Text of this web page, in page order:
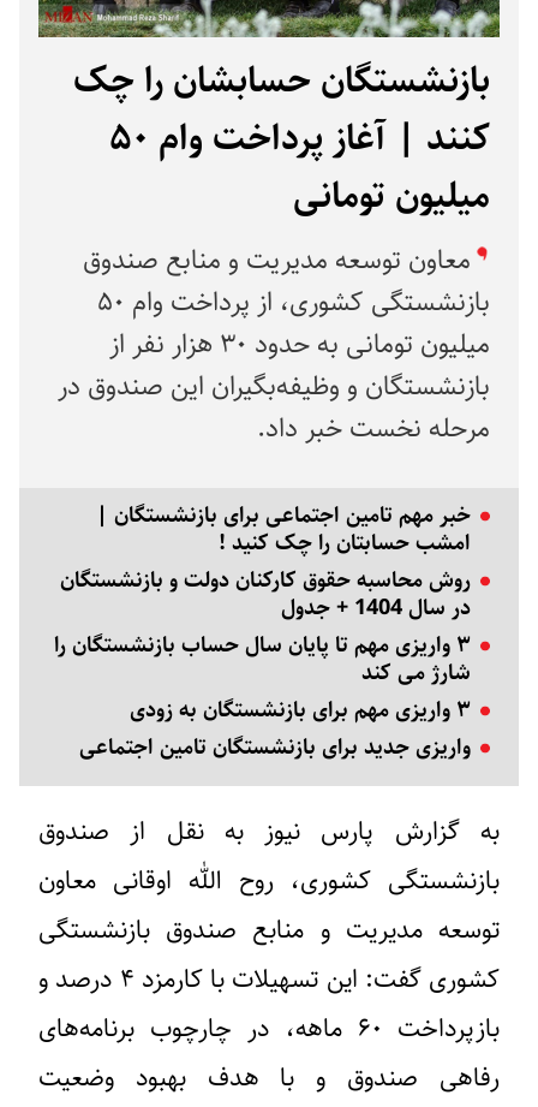
بازنشستگان حسابشان را چک
کنند | آغاز پرداخت وام ۵۰
میلیون تومانی
معاون توسعه مدیریت و منابع صندوق
بازنشستگی کشوری، از پرداخت وام ۵۰
میلیون تومانی به حدود ۳۰ هزار نفر از
بازنشستگان و وظیفه‌بگیران این صندوق در
مرحله نخست خبر داد.
خبر مهم تامین اجتماعی برای بازنشستگان |
امشب حسابتان را چک کنید !
روش محاسبه حقوق کارکنان دولت و بازنشستگان
در سال 1404 + جدول
۳ واریزی مهم تا پایان سال حساب بازنشستگان را
شارژ می کند
۳ واریزی مهم برای بازنشستگان به زودی
واریزی جدید برای بازنشستگان تامین‌ اجتماعی
به گزارش پارس نیوز به نقل از صندوق
بازنشستگی کشوری، روح الله اوقانی معاون
توسعه مدیریت و منابع صندوق بازنشستگی
کشوری گفت: این تسهیلات با کارمزد ۴ درصد و
بازپرداخت ۶۰ ماهه، در چارچوب برنامه‌های
رفاهی صندوق و با هدف بهبود وضعیت